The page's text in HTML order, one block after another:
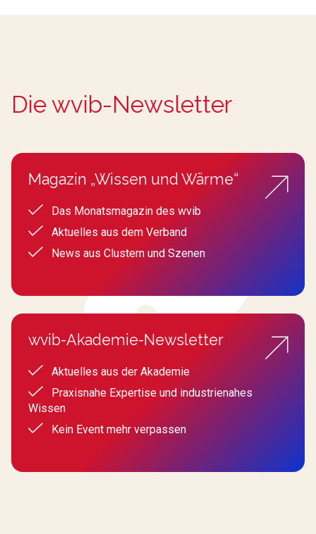
Die wvib-Newsletter
Magazin „Wissen und Wärme“
Das Monatsmagazin des wvib
Aktuelles aus dem Verband
News aus Clustern und Szenen
wvib-Akademie-Newsletter
Aktuelles aus der Akademie
Praxisnahe Expertise und industrienahes
Wissen
Kein Event mehr verpassen